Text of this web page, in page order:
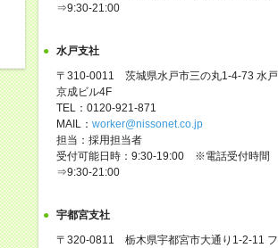
⇒9:30-21:00
水戸支社
〒310-0011 茨城県水戸市三の丸1-4-73 水戸
京成ビル4F
TEL：0120-921-871
MAIL： worker@nissonet.co.jp
担当：採用担当者
受付可能日時：9:30-19:00 ※電話受付時間
⇒9:30-21:00
宇都宮支社
〒320-0811 栃木県宇都宮市大通り1-2-11 フ